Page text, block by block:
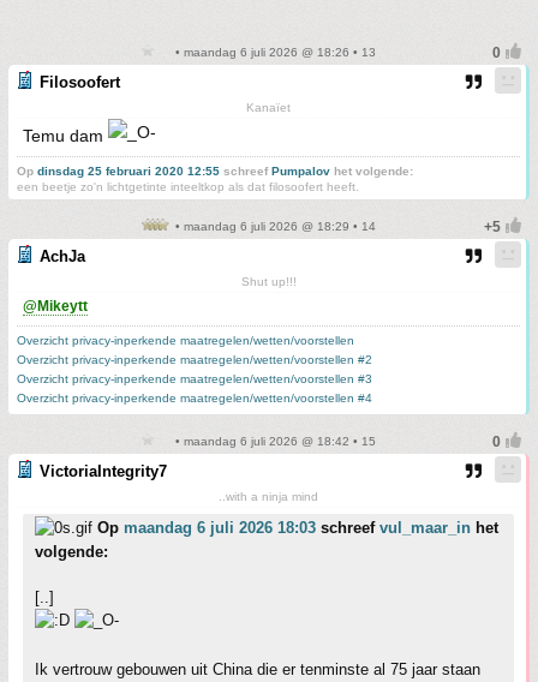
• maandag 6 juli 2026 @ 18:26 • 13
Filosoofert
Kanaïet
Temu dam
Op dinsdag 25 februari 2020 12:55 schreefPumpalov het volgende:
een beetje zo'n lichtgetinte inteeltkop als dat filosoofert heeft.
• maandag 6 juli 2026 @ 18:29 • 14
AchJa
Shut up!!!
@Mikeytt
Overzicht privacy-inperkende maatregelen/wetten/voorstellen
Overzicht privacy-inperkende maatregelen/wetten/voorstellen #2
Overzicht privacy-inperkende maatregelen/wetten/voorstellen #3
Overzicht privacy-inperkende maatregelen/wetten/voorstellen #4
• maandag 6 juli 2026 @ 18:42 • 15
VictoriaIntegrity7
..with a ninja mind
Op maandag 6 juli 2026 18:03 schreef vul_maar_in het
volgende:
[..]
Ik vertrouw gebouwen uit China die er tenminste al 75 jaar staan